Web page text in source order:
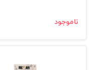
ناموجود